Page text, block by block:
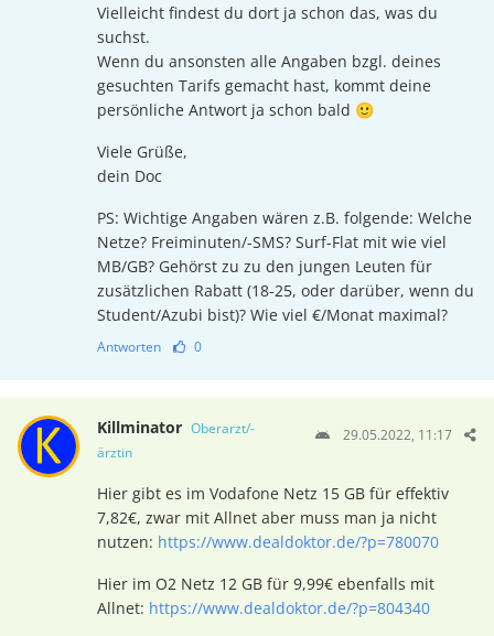
Vielleicht findest du dort ja schon das, was du
suchst.
Wenn du ansonsten alle Angaben bzgl. deines
gesuchten Tarifs gemacht hast, kommt deine
persönliche Antwort ja schon bald 🙂
Viele Grüße,
dein Doc
PS: Wichtige Angaben wären z.B. folgende: Welche
Netze? Freiminuten/-SMS? Surf-Flat mit wie viel
MB/GB? Gehörst zu zu den jungen Leuten für
zusätzlichen Rabatt (18-25, oder darüber, wenn du
Student/Azubi bist)? Wie viel €/Monat maximal?
Antworten 0
Killminator Oberarzt/-
ärztin
29.05.2022, 11:17
Hier gibt es im Vodafone Netz 15 GB für effektiv
7,82€, zwar mit Allnet aber muss man ja nicht
nutzen: https://www.dealdoktor.de/?p=780070
Hier im O2 Netz 12 GB für 9,99€ ebenfalls mit
Allnet: https://www.dealdoktor.de/?p=804340